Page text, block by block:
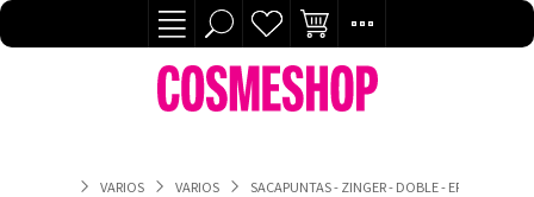
VARIOS VARIOS SACAPUNTAS - ZINGER - DOBLE - ER11029 - ID